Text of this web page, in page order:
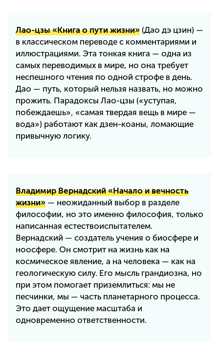
Лао-цзы «Книга о пути жизни» (Дао дэ цзин) —
в классическом переводе с комментариями и
иллюстрациями. Эта тонкая книга — одна из
самых переводимых в мире, но она требует
неспешного чтения по одной строфе в день.
Дао — путь, который нельзя назвать, но можно
прожить. Парадоксы Лао-цзы («уступая,
побеждаешь», «самая твердая вещь в мире —
вода») работают как дзен-коаны, ломающие
привычную логику.
Владимир Вернадский «Начало и вечность
жизни» — неожиданный выбор в разделе
философии, но это именно философия, только
написанная естествоиспытателем.
Вернадский — создатель учения о биосфере и
ноосфере. Он смотрит на жизнь как на
космическое явление, а на человека — как на
геологическую силу. Его мысль грандиозна, но
при этом помогает приземлиться: мы не
песчинки, мы — часть планетарного процесса.
Это дает ощущение масштаба и
одновременно ответственности.